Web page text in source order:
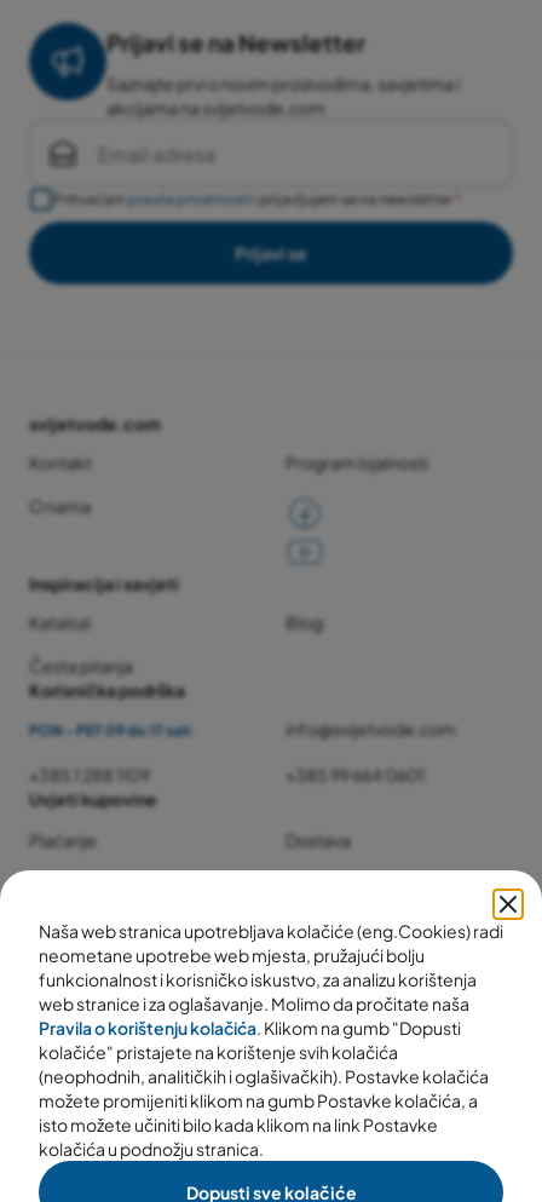
Naša web stranica upotrebljava kolačiće (eng.Cookies) radi
neometane upotrebe web mjesta, pružajući bolju
funkcionalnost i korisničko iskustvo, za analizu korištenja
web stranice i za oglašavanje. Molimo da pročitate naša
Pravila o korištenju kolačića. Klikom na gumb "Dopusti
kolačiće" pristajete na korištenje svih kolačića
(neophodnih, analitičkih i oglašivačkih). Postavke kolačića
možete promijeniti klikom na gumb Postavke kolačića, a
isto možete učiniti bilo kada klikom na link Postavke
kolačića u podnožju stranica.
Dopusti sve kolačiće
Prijavi se na Newsletter
Saznajte prvi o novim proizvodima, savjetima i
akcijama na svijetvode.com
Prihvaćam pravila privatnosti i prijavljujem se na newsletter
Prijavi se
svijetvode.com
Kontakt
Program lojalnosti
O nama
Inspiracija i savjeti
Katalozi
Blog
Česta pitanja
Korisnička podrška
PON - PET 09 do 17 sati info@svijetvode.com
+385 1 288 1109
+385 99 664 0601
Uvjeti kupovine
Plaćanje
Dostava
© 2025 svijetvode.com